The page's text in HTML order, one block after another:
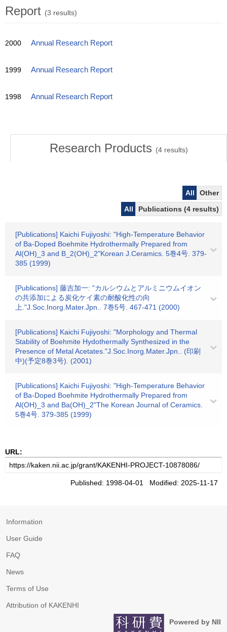
Report (3 results)
2000 Annual Research Report
1999 Annual Research Report
1998 Annual Research Report
Research Products (4results)
All
Other
All
Publications (4 results)
[Publications] Kaichi Fujiyoshi: "High-Temperature Behavior
of Ba-Doped Boehmite Hydrothermally Prepared from
Al(OH)_3 and B_2(OH)_2"Korean J.Ceramics. 5巻4号. 379-
385 (1999)
[Publications] 藤吉加一: "カルシウムとアルミニウムイオン
の共添加による炭化ケイ素の耐酸化性の向
上."J.Soc.Inorg.Mater.Jpn.. 7巻5号. 467-471 (2000)
[Publications] Kaichi Fujiyoshi: "Morphology and Thermal
Stability of Boehmite Hydothermally Synthesized in the
Presence of Metal Acetates."J.Soc.Inorg.Mater.Jpn.. (印刷
中)(予定8巻3号). (2001)
[Publications] Kaichi Fujiyoshi: "High-Temperature Behavior
of Ba-Doped Boehmite Hydrothermally Prepared from
Al(OH)_3 and Ba(OH)_2"The Korean Journal of Ceramics.
5巻4号. 379-385 (1999)
URL:
Published: 1998-04-01 Modified: 2025-11-17
Information
User Guide
FAQ
News
Terms of Use
Attribution of KAKENHI
Powered by NII